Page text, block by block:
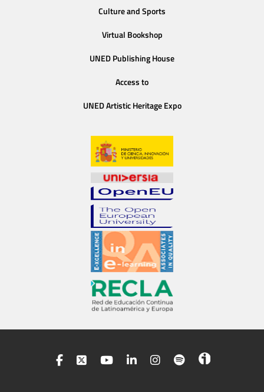
Culture and Sports
Virtual Bookshop
UNED Publishing House
Access to
UNED Artistic Heritage Expo